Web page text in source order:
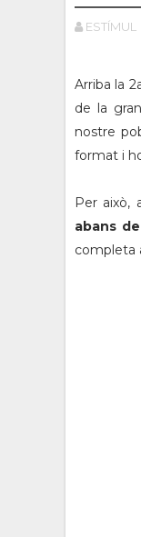
ESTÍMUL
Arriba la
de la
nostre
format i
Per això,
abans
completa